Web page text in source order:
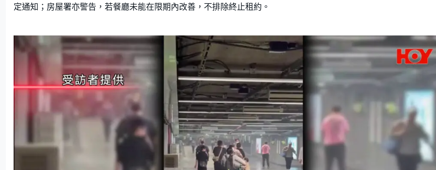
定通知；房屋署亦警告，若餐廳未能在限期內改善，不排除終止租約。